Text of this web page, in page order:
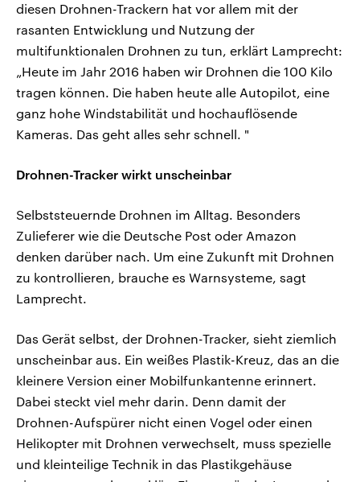
diesen Drohnen-Trackern hat vor allem mit der
rasanten Entwicklung und Nutzung der
multifunktionalen Drohnen zu tun, erklärt Lamprecht:
„Heute im Jahr 2016 haben wir Drohnen die 100 Kilo
tragen können. Die haben heute alle Autopilot, eine
ganz hohe Windstabilität und hochauflösende
Kameras. Das geht alles sehr schnell. "
Drohnen-Tracker wirkt unscheinbar
Selbststeuernde Drohnen im Alltag. Besonders
Zulieferer wie die Deutsche Post oder Amazon
denken darüber nach. Um eine Zukunft mit Drohnen
zu kontrollieren, brauche es Warnsysteme, sagt
Lamprecht.
Das Gerät selbst, der Drohnen-Tracker, sieht ziemlich
unscheinbar aus. Ein weißes Plastik-Kreuz, das an die
kleinere Version einer Mobilfunkantenne erinnert.
Dabei steckt viel mehr darin. Denn damit der
Drohnen-Aufspürer nicht einen Vogel oder einen
Helikopter mit Drohnen verwechselt, muss spezielle
und kleinteilige Technik in das Plastikgehäuse